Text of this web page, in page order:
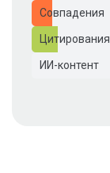
Совпадения
Цитирования
ИИ-контент